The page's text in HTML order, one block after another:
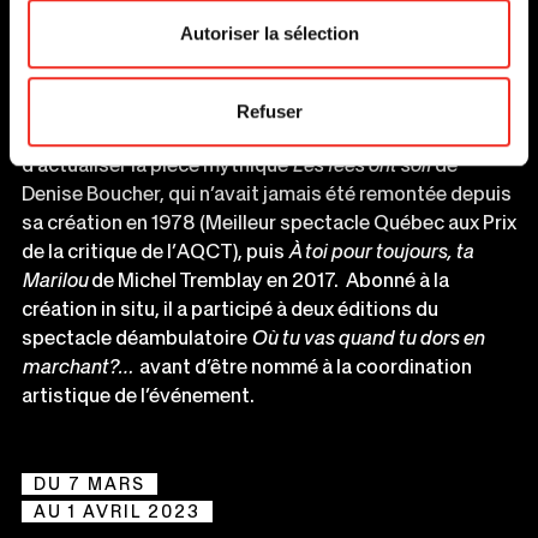
Autoriser la sélection
Refuser
rituels. Au Théâtre du Trident, il a signé la mise en scène
(Prix de la meilleure mise en scène et Meilleure
spectacle Québec aux Prix de la Critique de l’AQCT).
d’actualiser la pièce mythiqueLes fées ont soifde
Denise Boucher, qui n’avait jamais été remontée depuis
sa création en 1978 (Meilleur spectacle Québec aux Prix
de la critique de l’AQCT), puis À toi pour toujours, ta
Mariloude Michel Tremblay en 2017. Abonné à la
création in situ, il a participé à deux éditions du
spectacle déambulatoire Où tu vas quand tu dors en
marchant?… avant d’être nommé à la coordination
artistique de l’événement.
DU 7 MARS
AU 1 AVRIL 2023